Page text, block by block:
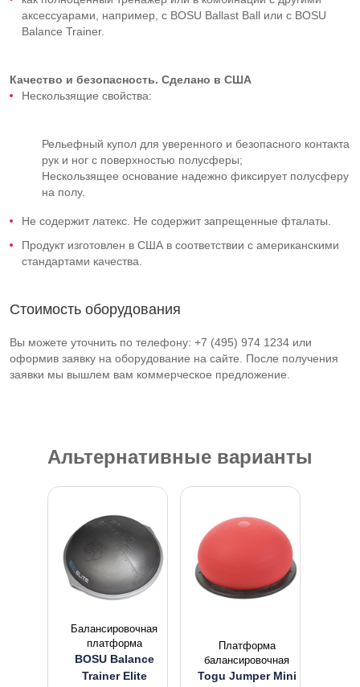
аксессуарами, например, c BOSU Ballast Ball или c BOSU
Balance Trainer.
Качество и безопасность. Сделано в США
Нескользящие свойства:
Рельефный купол для уверенного и безопасного контакта
рук и ног с поверхностью полусферы;
Нескользящее основание надежно фиксирует полусферу
на полу.
Не содержит латекс. Не содержит запрещенные фталаты.
Продукт изготовлен в США в соответствии с американскими
стандартами качества.
Стоимость оборудования
Вы можете уточнить по телефону: +7 (495) 974 1234 или
оформив заявку на оборудование на сайте. После получения
заявки мы вышлем вам коммерческое предложение.
Альтернативные варианты
Балансировочная
платформа
BOSU Balance
Trainer Elite
Платформа
балансировочная
Togu Jumper Mini